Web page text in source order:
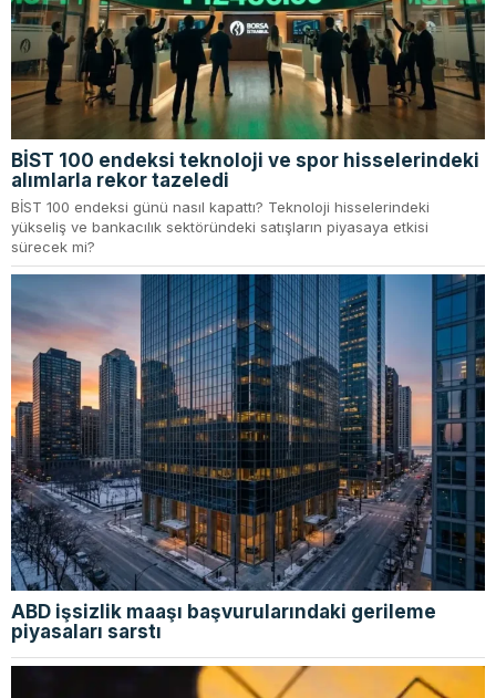
BİST 100 endeksi teknoloji ve spor hisselerindeki
alımlarla rekor tazeledi
BİST 100 endeksi günü nasıl kapattı? Teknoloji hisselerindeki
yükseliş ve bankacılık sektöründeki satışların piyasaya etkisi
sürecek mi?
ABD işsizlik maaşı başvurularındaki gerileme
piyasaları sarstı